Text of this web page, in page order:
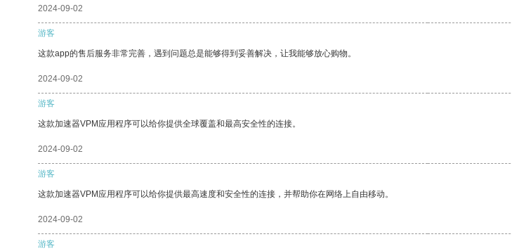
2024-09-02
游客
这款app的售后服务非常完善，遇到问题总是能够得到妥善解决，让我能够放心购物。
2024-09-02
游客
这款加速器VPM应用程序可以给你提供全球覆盖和最高安全性的连接。
2024-09-02
游客
这款加速器VPM应用程序可以给你提供最高速度和安全性的连接，并帮助你在网络上自由移动。
2024-09-02
游客